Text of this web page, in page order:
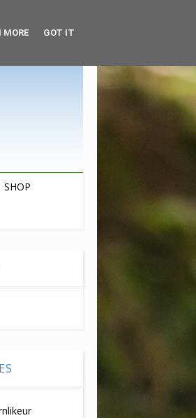
SHOP
MORE GOT IT